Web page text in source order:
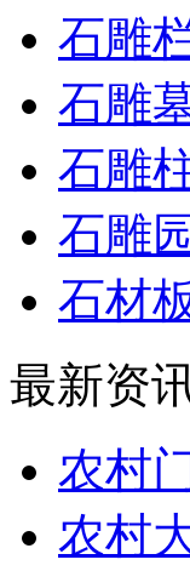
石雕
石雕
石雕
石雕
石材
最新资
农村
农村